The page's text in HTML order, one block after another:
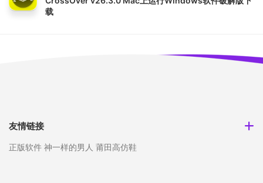
载
友情链接
正版软件 神一样的男人 莆田高仿鞋